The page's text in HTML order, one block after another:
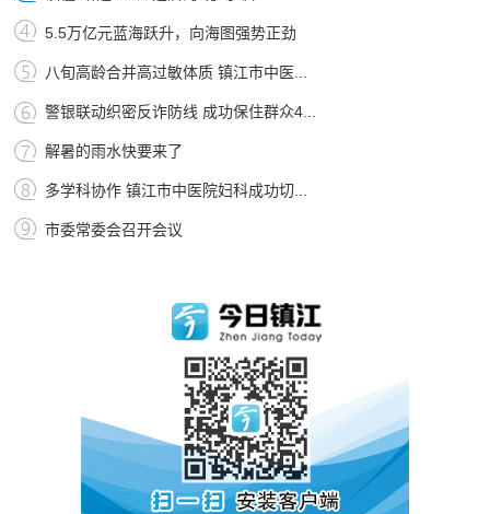
5.5万亿元蓝海跃升，向海图强势正劲
八旬高龄合并高过敏体质 镇江市中医...
警银联动织密反诈防线 成功保住群众4...
解暑的雨水快要来了
多学科协作 镇江市中医院妇科成功切...
市委常委会召开会议